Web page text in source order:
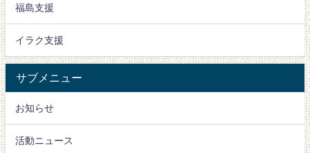
福島支援
イラク支援
サブメニュー
お知らせ
活動ニュース